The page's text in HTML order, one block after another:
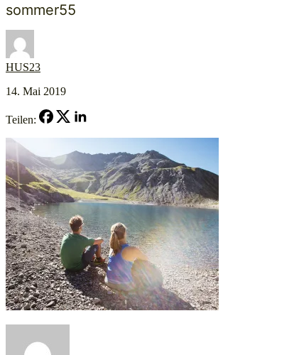
sommer55
HUS23
14. Mai 2019
Teilen: